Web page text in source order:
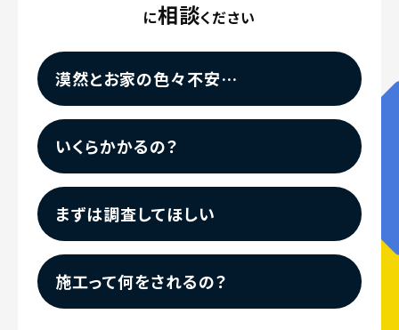
に相談ください
漠然とお家の色々不安…
いくらかかるの？
まずは調査してほしい
施工って何をされるの？